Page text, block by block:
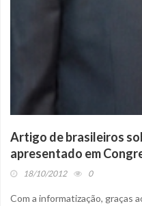
Artigo de brasileiros
apresentado em
18/10/2012 0
Com a informatização, graças